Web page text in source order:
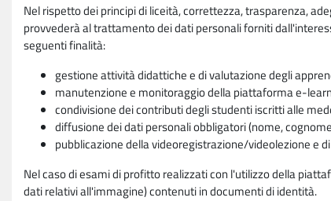
Nel rispetto dei principi di liceità, correttezza, trasparenza,
provvederà al trattamento dei dati personali forniti
seguenti finalità:
gestione attività didattiche e di valutazione degli
manutenzione e monitoraggio della piattaforma e-
condivisione dei contributi degli studenti iscritti alle
diffusione dei dati personali obbligatori (nome,
pubblicazione della videoregistrazione/videolezione e
Nel caso di esami di profitto realizzati con l'utilizzo della
dati relativi all'immagine) contenuti in documenti di identità.